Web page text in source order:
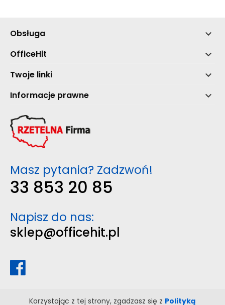
Obsługa 
OfficeHit 
Twoje linki 
Informacje prawne 
Masz pytania? Zadzwoń!
33 853 20 85
Napisz do nas:
sklep@officehit.pl
Korzystając z tej strony, zgadzasz się z Polityką